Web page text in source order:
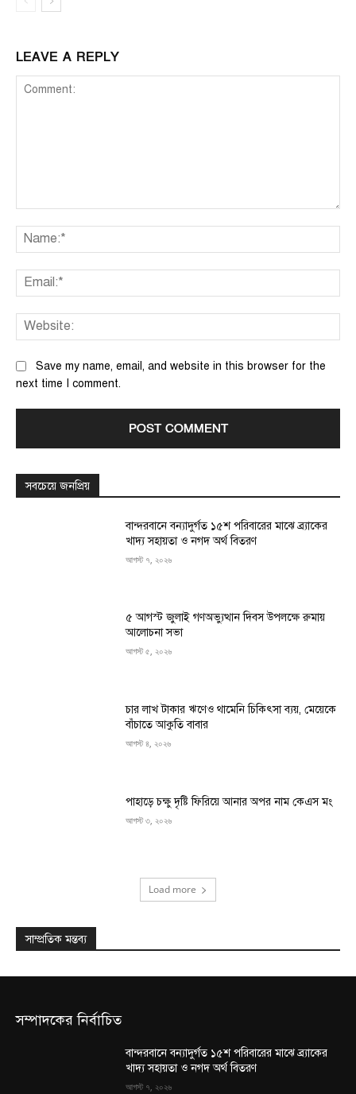
LEAVE A REPLY
Save my name, email, and website in this browser for the
next time I comment.
সবচেয়ে জনপ্রিয়
বান্দরবানে বন্যাদুর্গত ১৫শ পরিবারের মাঝে ব্র্যাকের
খাদ্য সহায়তা ও নগদ অর্থ বিতরণ
আগস্ট ৭, ২০২৬
৫ আগস্ট জুলাই গণঅভ্যুত্থান দিবস উপলক্ষে রুমায়
আলোচনা সভা
আগস্ট ৫, ২০২৬
চার লাখ টাকার ঋণেও থামেনি চিকিৎসা ব্যয়, মেয়েকে
বাঁচাতে আকুতি বাবার
আগস্ট ৪, ২০২৬
পাহাড়ে চক্ষু দৃষ্টি ফিরিয়ে আনার অপর নাম কেএস মং
আগস্ট ৩, ২০২৬
Load more
সাম্প্রতিক মন্তব্য
সম্পাদকের নির্বাচিত
বান্দরবানে বন্যাদুর্গত ১৫শ পরিবারের মাঝে ব্র্যাকের
খাদ্য সহায়তা ও নগদ অর্থ বিতরণ
আগস্ট ৭, ২০২৬